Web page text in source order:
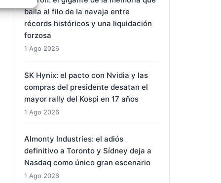
activo baila al filo de la navaja entre
récords históricos y una liquidación
forzosa
1 Ago 2026
SK Hynix: el pacto con Nvidia y las
compras del presidente desatan el
mayor rally del Kospi en 17 años
1 Ago 2026
Almonty Industries: el adiós
definitivo a Toronto y Sídney deja a
Nasdaq como único gran escenario
1 Ago 2026